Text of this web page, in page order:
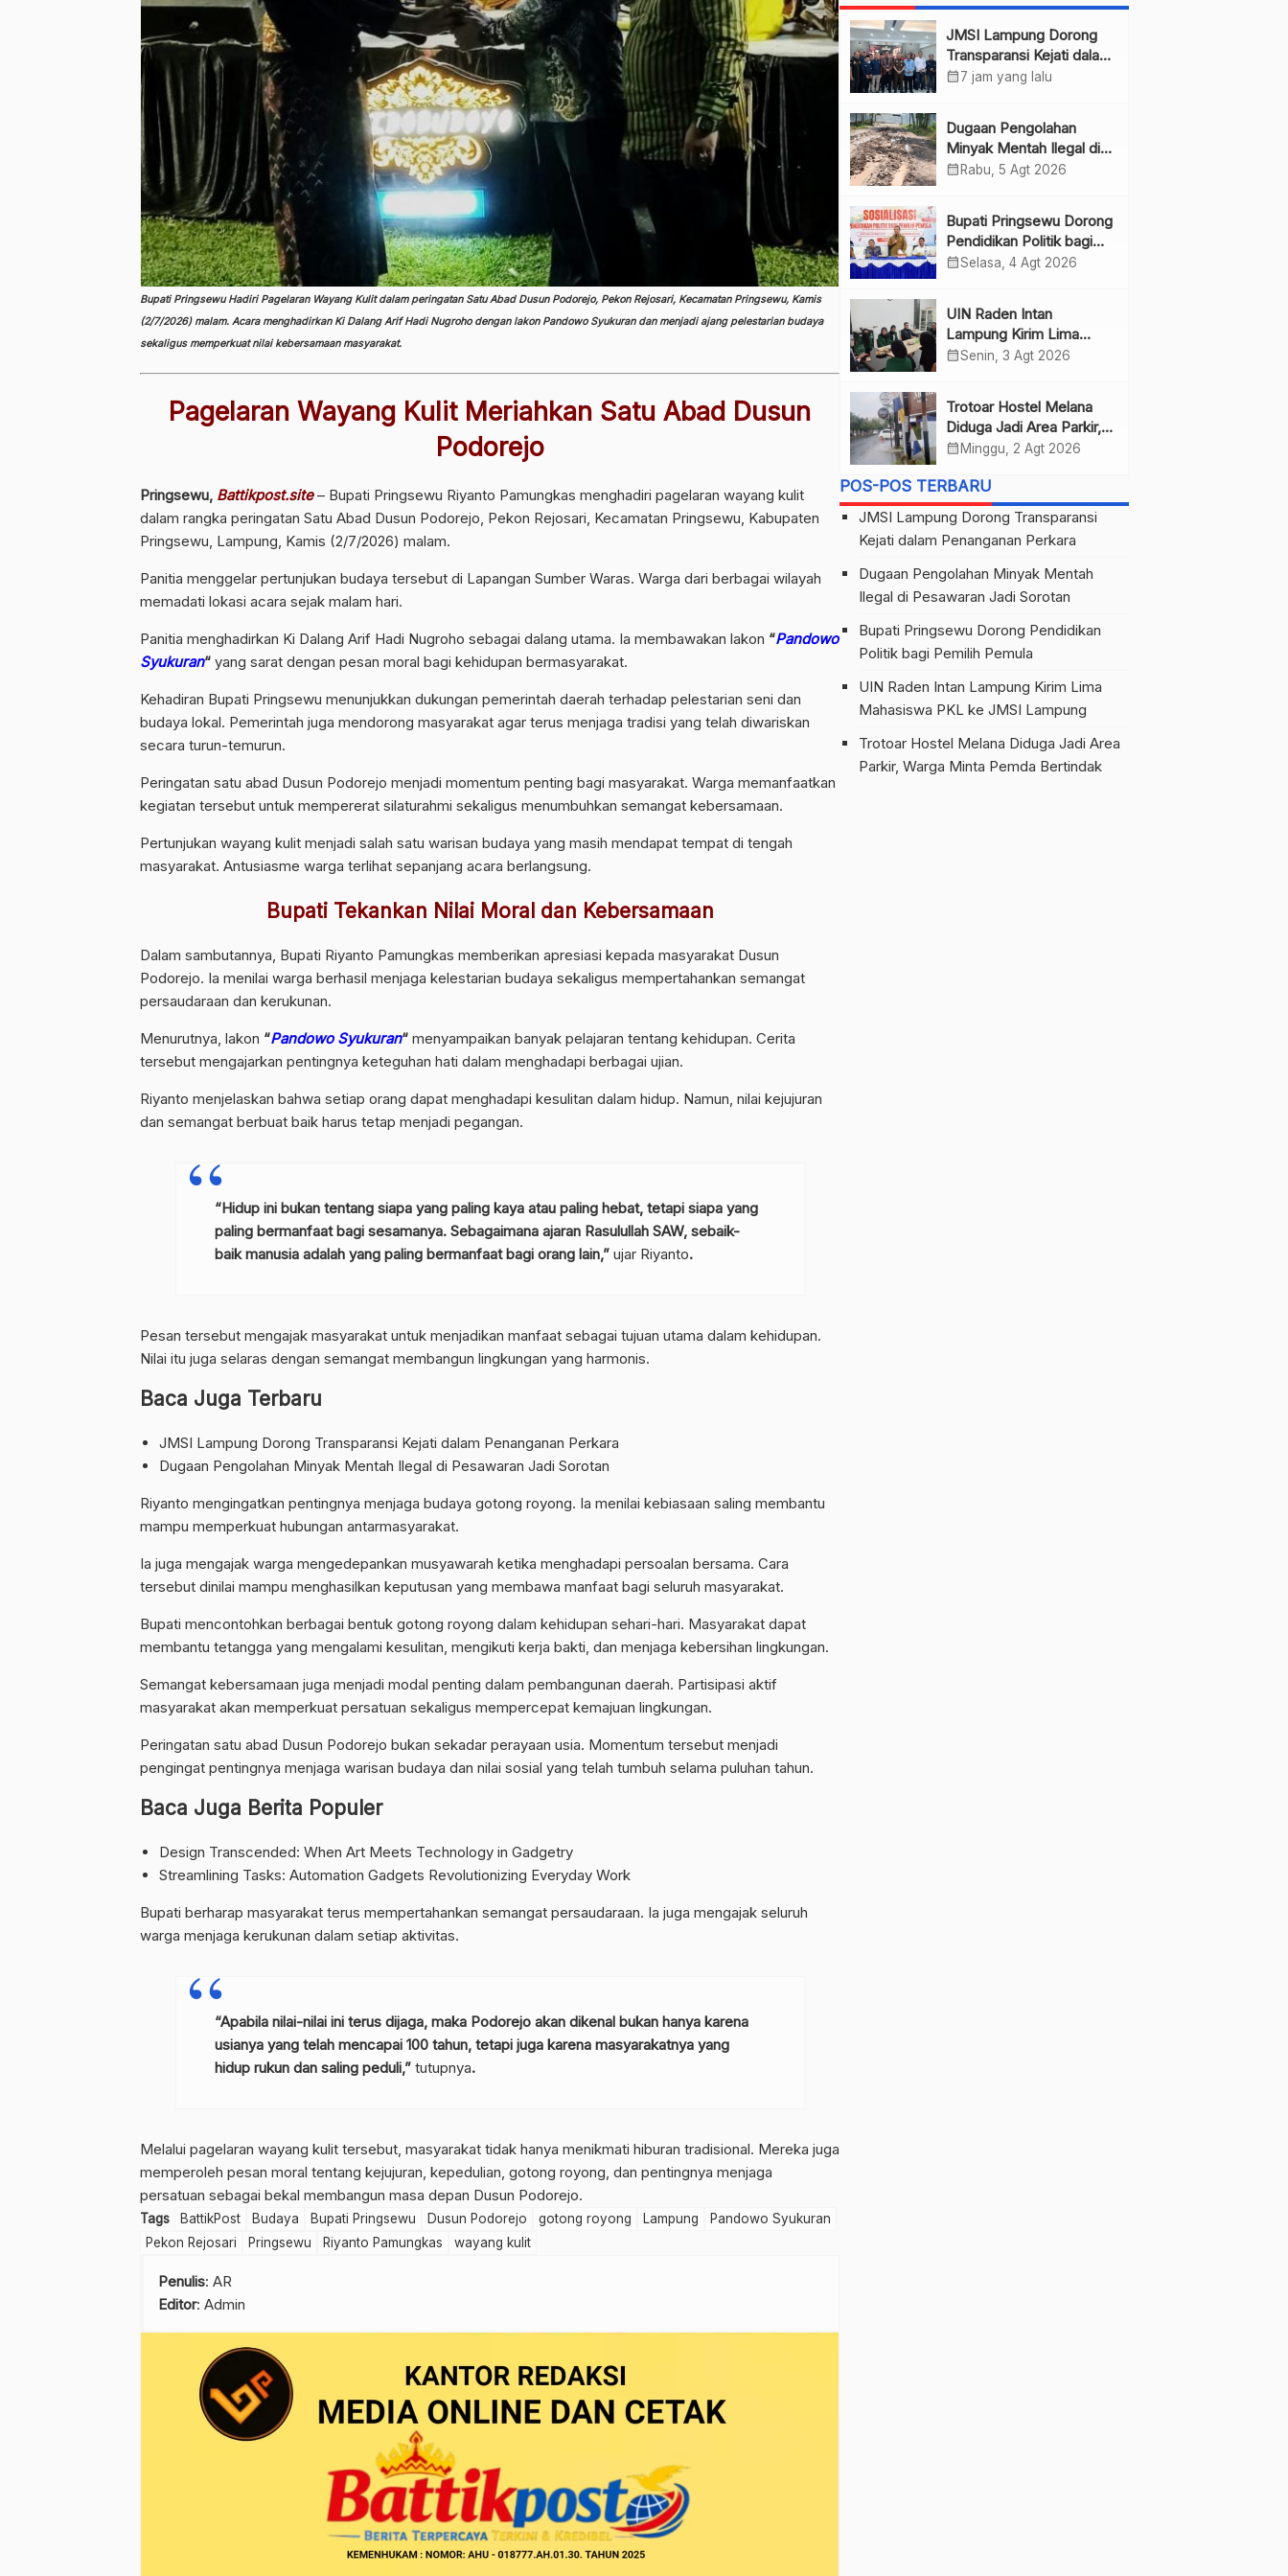
Bupati Pringsewu Hadiri Pagelaran Wayang Kulitdalam peringatan Satu Abad Dusun Podorejo, Pekon Rejosari, Kecamatan Pringsewu, Kamis
(2/7/2026) malam. Acara menghadirkan Ki Dalang Arif Hadi Nugroho dengan lakon Pandowo Syukuran dan menjadi ajang pelestarian budaya
sekaligus memperkuat nilai kebersamaan masyarakat.
Pagelaran Wayang Kulit Meriahkan Satu Abad Dusun
Podorejo
Pringsewu, Battikpost.site– Bupati Pringsewu Riyanto Pamungkas menghadiri pagelaran wayang kulit
dalam rangka peringatan Satu Abad Dusun Podorejo, Pekon Rejosari, Kecamatan Pringsewu, Kabupaten
Pringsewu, Lampung, Kamis (2/7/2026) malam.
Panitia menggelar pertunjukan budaya tersebut di Lapangan Sumber Waras. Warga dari berbagai wilayah
memadati lokasi acara sejak malam hari.
Panitia menghadirkan Ki Dalang Arif Hadi Nugroho sebagai dalang utama. Ia membawakan lakon “Pandowo
Syukuran“ yang sarat dengan pesan moral bagi kehidupan bermasyarakat.
Kehadiran Bupati Pringsewu menunjukkan dukungan pemerintah daerah terhadap pelestarian seni dan
budaya lokal. Pemerintah juga mendorong masyarakat agar terus menjaga tradisi yang telah diwariskan
secara turun-temurun.
Peringatan satu abad Dusun Podorejo menjadi momentum penting bagi masyarakat. Warga memanfaatkan
kegiatan tersebut untuk mempererat silaturahmi sekaligus menumbuhkan semangat kebersamaan.
Pertunjukan wayang kulit menjadi salah satu warisan budaya yang masih mendapat tempat di tengah
masyarakat. Antusiasme warga terlihat sepanjang acara berlangsung.
Bupati Tekankan Nilai Moral dan Kebersamaan
Dalam sambutannya, Bupati Riyanto Pamungkas memberikan apresiasi kepada masyarakat Dusun
Podorejo. Ia menilai warga berhasil menjaga kelestarian budaya sekaligus mempertahankan semangat
persaudaraan dan kerukunan.
Menurutnya, lakon “Pandowo Syukuran“ menyampaikan banyak pelajaran tentang kehidupan. Cerita
tersebut mengajarkan pentingnya keteguhan hati dalam menghadapi berbagai ujian.
Riyanto menjelaskan bahwa setiap orang dapat menghadapi kesulitan dalam hidup. Namun, nilai kejujuran
dan semangat berbuat baik harus tetap menjadi pegangan.
“Hidup ini bukan tentang siapa yang paling kaya atau paling hebat, tetapi siapa yang
paling bermanfaat bagi sesamanya. Sebagaimana ajaran Rasulullah SAW, sebaik-
baik manusia adalah yang paling bermanfaat bagi orang lain,” ujar Riyanto.
Pesan tersebut mengajak masyarakat untuk menjadikan manfaat sebagai tujuan utama dalam kehidupan.
Nilai itu juga selaras dengan semangat membangun lingkungan yang harmonis.
Baca Juga Terbaru
JMSI Lampung Dorong Transparansi Kejati dalam Penanganan Perkara
Dugaan Pengolahan Minyak Mentah Ilegal di Pesawaran Jadi Sorotan
Riyanto mengingatkan pentingnya menjaga budaya gotong royong. Ia menilai kebiasaan saling membantu
mampu memperkuat hubungan antarmasyarakat.
Ia juga mengajak warga mengedepankan musyawarah ketika menghadapi persoalan bersama. Cara
tersebut dinilai mampu menghasilkan keputusan yang membawa manfaat bagi seluruh masyarakat.
Bupati mencontohkan berbagai bentuk gotong royong dalam kehidupan sehari-hari. Masyarakat dapat
membantu tetangga yang mengalami kesulitan, mengikuti kerja bakti, dan menjaga kebersihan lingkungan.
Semangat kebersamaan juga menjadi modal penting dalam pembangunan daerah. Partisipasi aktif
masyarakat akan memperkuat persatuan sekaligus mempercepat kemajuan lingkungan.
Peringatan satu abad Dusun Podorejo bukan sekadar perayaan usia. Momentum tersebut menjadi
pengingat pentingnya menjaga warisan budaya dan nilai sosial yang telah tumbuh selama puluhan tahun.
Baca Juga Berita Populer
Design Transcended: When Art Meets Technology in Gadgetry
Streamlining Tasks: Automation Gadgets Revolutionizing Everyday Work
Bupati berharap masyarakat terus mempertahankan semangat persaudaraan. Ia juga mengajak seluruh
warga menjaga kerukunan dalam setiap aktivitas.
“Apabila nilai-nilai ini terus dijaga, maka Podorejo akan dikenal bukan hanya karena
usianya yang telah mencapai 100 tahun, tetapi juga karena masyarakatnya yang
hidup rukun dan saling peduli,” tutupnya.
Melalui pagelaran wayang kulit tersebut, masyarakat tidak hanya menikmati hiburan tradisional. Mereka juga
memperoleh pesan moral tentang kejujuran, kepedulian, gotong royong, dan pentingnya menjaga
persatuan sebagai bekal membangun masa depan Dusun Podorejo.
Tags BattikPost Budaya Bupati Pringsewu Dusun Podorejo gotong royong Lampung
Pandowo Syukuran
Pekon Rejosari
Pringsewu Riyanto Pamungkas wayang kulit
Penulis: AR
Editor: Admin
JMSI Lampung Dorong
Transparansi Kejati dalam
Penanganan Perkara
calendar_month7 jam yang lalu
Dugaan Pengolahan
Minyak Mentah Ilegal di
Pesawaran Jadi Sorotan
calendar_month Rabu, 5 Agt 2026
Bupati Pringsewu Dorong
Pendidikan Politik bagi
Pemilih Pemula
calendar_monthSelasa, 4 Agt 2026
UIN Raden Intan
Lampung Kirim Lima
Mahasiswa PKL ke JMSI
calendar_monthSenin, 3 Agt 2026
Trotoar Hostel Melana
Diduga Jadi Area Parkir,
Warga Minta Pemda
calendar_month Minggu, 2 Agt 2026
POS-POS TERBARU
JMSI Lampung Dorong Transparansi
Kejati dalam Penanganan Perkara
Dugaan Pengolahan Minyak Mentah
Ilegal di Pesawaran Jadi Sorotan
Bupati Pringsewu Dorong Pendidikan
Politik bagi Pemilih Pemula
UIN Raden Intan Lampung Kirim Lima
Mahasiswa PKL ke JMSI Lampung
Trotoar Hostel Melana Diduga Jadi Area
Parkir, Warga Minta Pemda Bertindak